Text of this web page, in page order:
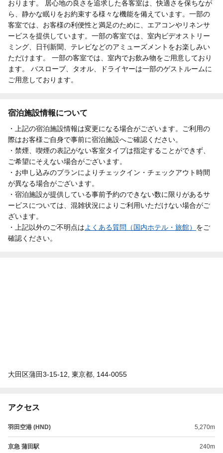
おります。 居心地の良さを追求した各客室は、快適さを保ちなが
ら、静かな眠りをお約束する様々な機能を備えています。一部の
客室では、お客様の利便性と満足のために、エアコンやリネンサ
ービスを提供しています。一部の客室では、室内ビデオストリー
ミング、日刊新聞、テレビなどのアミューズメントをお楽しみい
ただけます。 一部の客室では、室内でお飲み物をご用意しており
ます。 バスローブ、タオル、ドライヤーは一部のゲストルームに
ご用意しております。
宿泊施設情報について
・上記の宿泊施設情報は変更になる場合がございます。ご利用の
際はお客様ご自身で事前に宿泊施設へご確認ください。
・禁煙、喫煙の表記がない客室タイプは指定することができず、
ご希望にそえない場合がございます。
・お申し込みのプランによりチェックイン・チェックアウト時間
が異なる場合がございます。
・宿泊施設が提供している事前予約のできない数に限りがあるサ
ービスについては、混雑状況によりご利用いただけない場合がご
ざいます。
・上記以外のご不明点はよくある質問（国内ホテル・旅館） をご
確認ください。
大田区蒲田3-15-12, 東京都, 144-0055
アクセス
羽田空港 (HND) 5,270m
京急 蒲田駅 240m